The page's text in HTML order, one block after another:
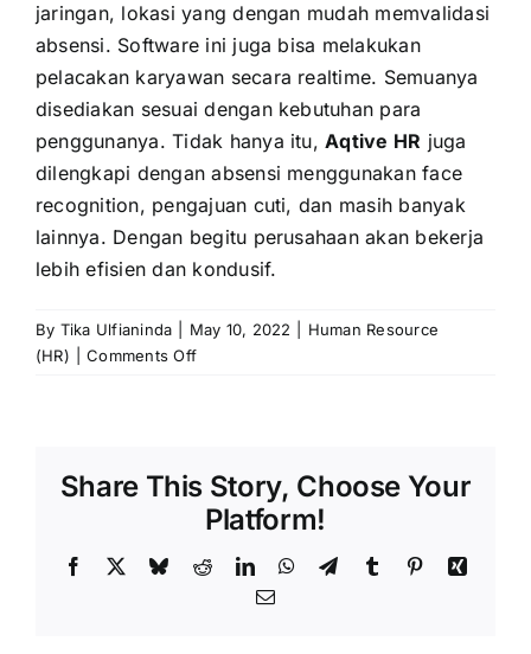
jaringan, lokasi yang dengan mudah memvalidasi
absensi. Software ini juga bisa melakukan
pelacakan karyawan secara realtime. Semuanya
disediakan sesuai dengan kebutuhan para
penggunanya. Tidak hanya itu,Aqtive HR juga
dilengkapi dengan absensi menggunakan face
recognition, pengajuan cuti, dan masih banyak
lainnya. Dengan begitu perusahaan akan bekerja
lebih efisien dan kondusif.
By Tika Ulfianinda May 10, 2022
Human Resource
(HR)
Comments Offon
Simak
Fungsi-
Fungsinya
Share This Story, Choose Your
Platform!
Facebook BlueskyRedditLinkedInWhatsApp
TelegramTumblr PinterestXing
Email